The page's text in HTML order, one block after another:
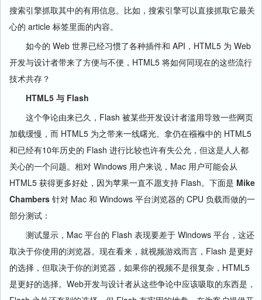
搜索引擎抓取其中的有用信息。比如，搜索引擎可以直接抓取它最关
心的 article 标签里面的内容。
如今的 Web 世界已经习惯了各种插件和 API，HTML5 为 Web
开发与设计者带来了方便与不便，HTML5 将如何同现在的这些流行
技术共存？
HTML5 与 Flash
这个争论由来已久，Flash 被某些开发设计者滥用导致一些网页
加载缓慢，而 HTML5 为之带来一线曙光。拿仍在襁褓中的 HTML5
和已经有10年历史的 Flash 进行比较也许有失公允，但这是人人都
关心的一个问题。相对 Windows 用户来说，Mac 用户可能会从
HTML5 获得更多好处，因为苹果一直不愿支持 Flash。下面是 Mike
Chambers 针对 Mac 和 Windows 平台浏览器的 CPU 负载而做的一
部分测试：
测试显示，Mac 平台的 Flash 表现要差于 Windows 平台，这还
取决于你使用的浏览器。现在看来，就视频游戏而言，Flash 是更好
的选择，但取决于你的浏览器，如果你的视频不是很复杂，HTML5
是更好的选择。Web开发与设计者从这些争论中应该吸取的东西是，